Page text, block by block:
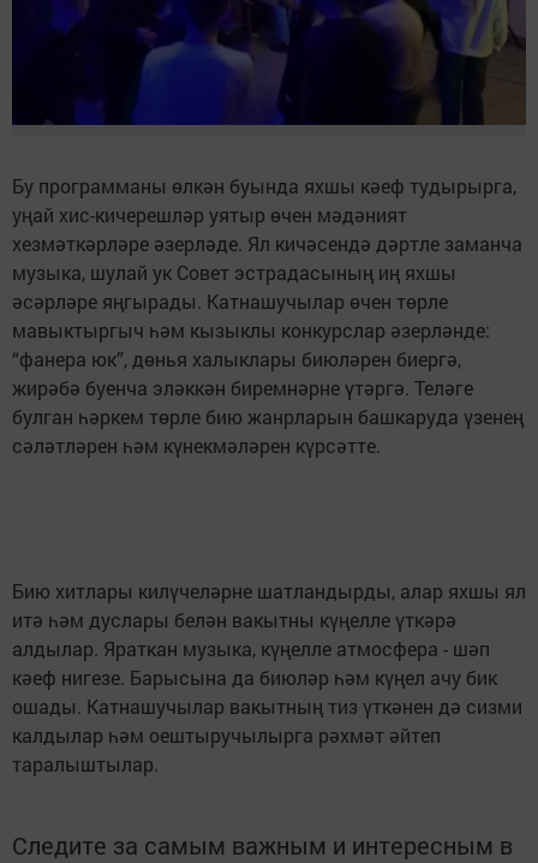
Бу программаны өлкән буында яхшы кәеф тудырырга,
уңай хис-кичерешләр уятыр өчен мәдәният
хезмәткәрләре әзерләде. Ял кичәсендә дәртле заманча
музыка, шулай ук Совет эстрадасының иң яхшы
әсәрләре яңгырады. Катнашучылар өчен төрле
мавыктыргыч һәм кызыклы конкурслар әзерләнде:
“фанера юк”, дөнья халыклары биюләрен биергә,
жирәбә буенча эләккән биремнәрне үтәргә. Теләге
булган һәркем төрле бию жанрларын башкаруда үзенең
сәләтләрен һәм күнекмәләрен күрсәтте.
Бию хитлары килүчеләрне шатландырды, алар яхшы ял
итә һәм дуслары белән вакытны күңелле үткәрә
алдылар. Яраткан музыка, күңелле атмосфера - шәп
кәеф нигезе. Барысына да биюләр һәм күңел ачу бик
ошады. Катнашучылар вакытның тиз үткәнен дә сизми
калдылар һәм оештыручылырга рәхмәт әйтеп
таралыштылар.
Следите за самым важным и интересным в